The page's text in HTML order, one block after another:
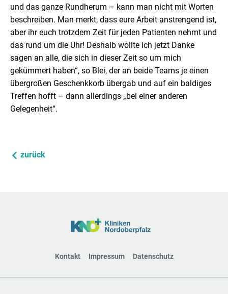
und das ganze Rundherum – kann man nicht mit Worten
beschreiben. Man merkt, dass eure Arbeit anstrengend ist,
aber ihr euch trotzdem Zeit für jeden Patienten nehmt und
das rund um die Uhr! Deshalb wollte ich jetzt Danke
sagen an alle, die sich in dieser Zeit so um mich
gekümmert haben“, so Blei, der an beide Teams je einen
übergroßen Geschenkkorb übergab und auf ein baldiges
Treffen hofft – dann allerdings „bei einer anderen
Gelegenheit“.
zurück
Kontakt Impressum Datenschutz